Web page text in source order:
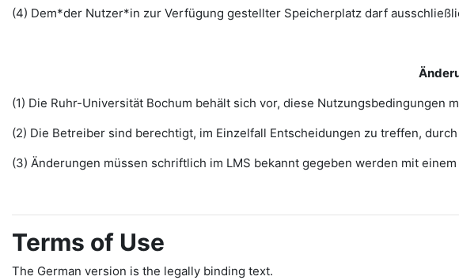
(4) Dem*der Nutzer*in zur Verfügung gestellter Speicherplatz darf
(1) Die Ruhr-Universität Bochum behält sich vor, diese Nutzungsbedingungen
(2) Die Betreiber sind berechtigt, im Einzelfall Entscheidungen zu treffen,
(3) Änderungen müssen schriftlich im LMS bekannt gegeben werden mit
Terms of Use
The German version is the legally binding text.